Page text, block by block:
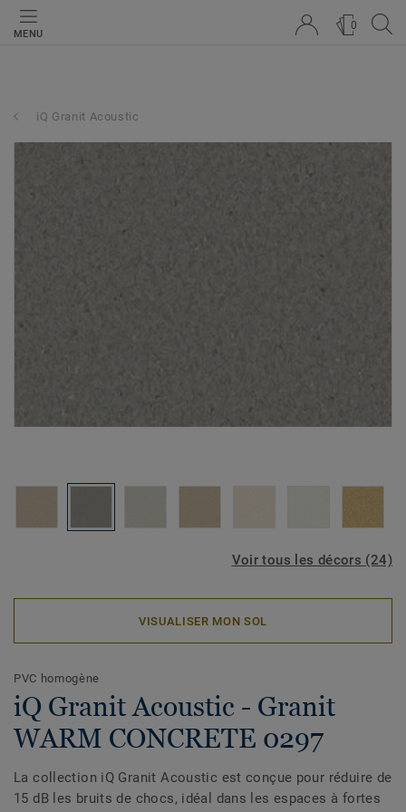
MENU
0
iQ Granit Acoustic
Voir tous les décors (24)
VISUALISER MON SOL
PVC homogène
iQ Granit Acoustic - Granit
WARM CONCRETE 0297
La collection iQ Granit Acoustic est conçue pour réduire de
15 dB les bruits de chocs, idéal dans les espaces à fortes